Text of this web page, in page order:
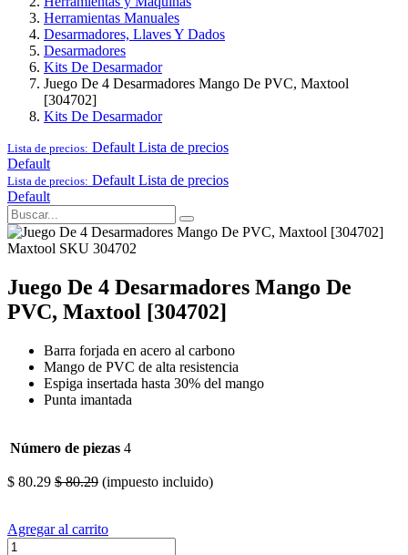
Herramientas Manuales
Desarmadores, Llaves Y Dados
Desarmadores
Kits De Desarmador
Juego De 4 Desarmadores Mango De PVC, Maxtool
[304702]
Kits De Desarmador
Lista de precios: Default Lista de precios
Default
Lista de precios: Default Lista de precios
Default
Maxtool SKU 304702
Juego De 4 Desarmadores Mango De
PVC, Maxtool [304702]
Barra forjada en acero al carbono
Mango de PVC de alta resistencia
Espiga insertada hasta 30% del mango
Punta imantada
Número de piezas 4
$ 80.29 $80.29 (impuesto incluido)
Agregar al carrito